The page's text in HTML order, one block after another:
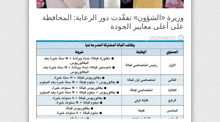
وزيرة «الشؤون» تفقّدت دور الرعاية: المحافظة
على أعلى معايير الجودة
2026/08/03